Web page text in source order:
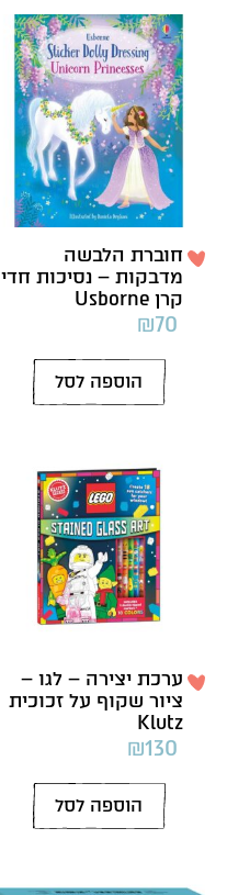
חוברת הלבשה
מדבקות – נסיכות חדי
קרן Usborne
₪70
הוספה לסל
ערכת יצירה – לגו –
ציור שקוף על זכוכית
Klutz
₪130
הוספה לסל